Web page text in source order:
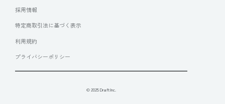
採用情報
特定商取引法に基づく表示
利用規約
プライバシーポリシー
© 2025 Draft Inc.